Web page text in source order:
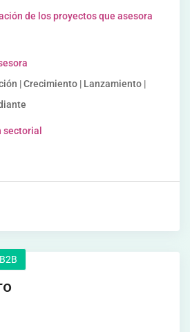
de los proyectos que asesora
| Crecimiento | Lanzamiento |
sectorial